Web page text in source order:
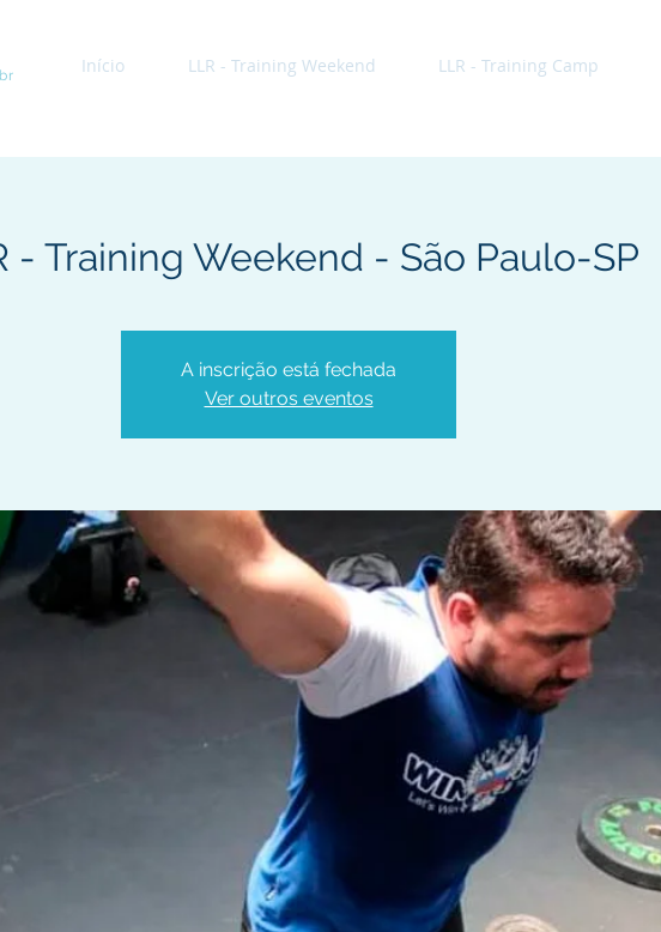
Início LLR - Training Weekend LLR - Training Camp
- Training Weekend - São Paulo-SP
A inscrição está fechada
Ver outros eventos